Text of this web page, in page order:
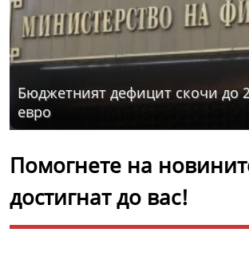
Бюджетният дефицит скочи до
евро
Помогнете на
достигнат до вас!